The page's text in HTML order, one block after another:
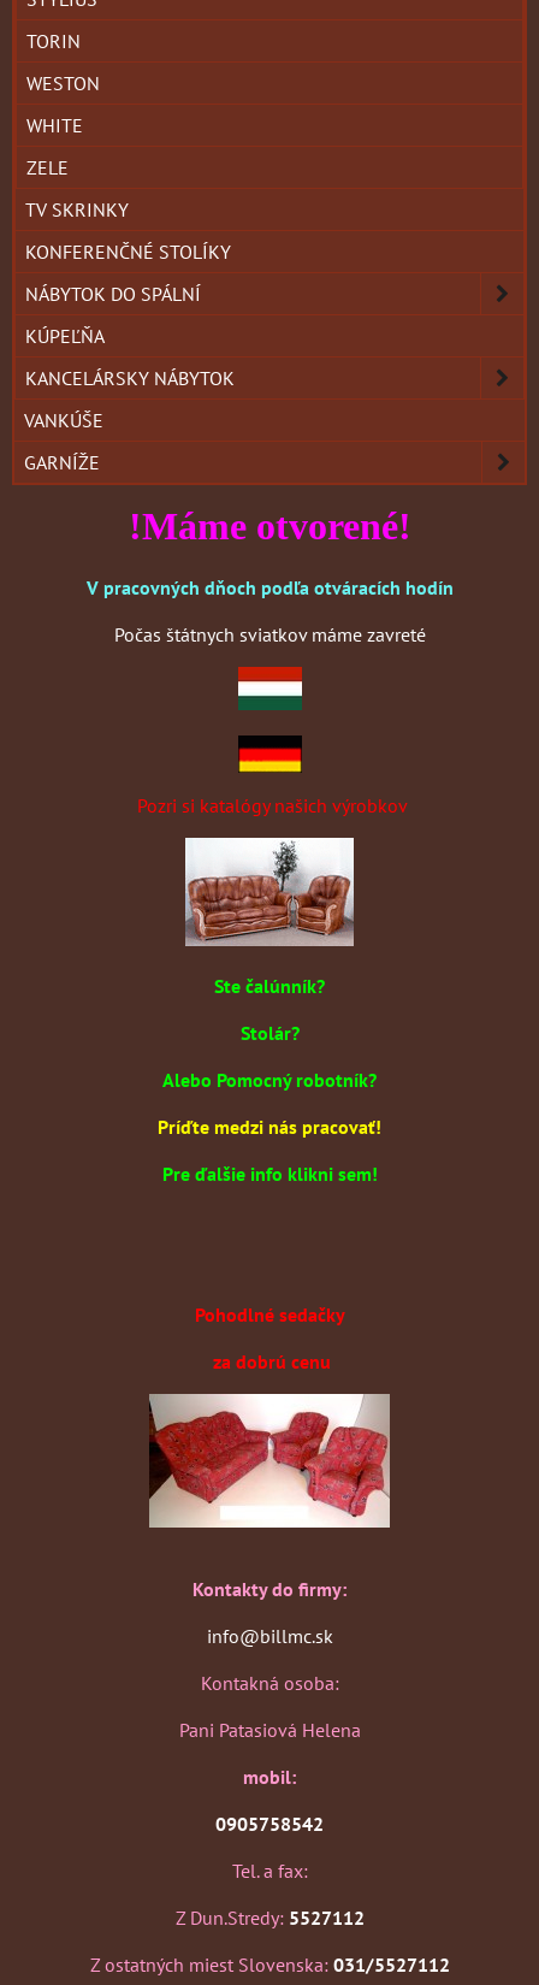
TORIN
WESTON
WHITE
ZELE
TV SKRINKY
KONFERENČNÉ STOLÍKY
NÁBYTOK DO SPÁLNÍ
KÚPEĽŇA
KANCELÁRSKY NÁBYTOK
VANKÚŠE
GARNÍŽE
!Máme otvorené!
V pracovných dňoch podľa otváracích hodín
Počas štátnych sviatkov máme zavreté
Pozri si katalógy našich výrobkov
Ste čalúnník?
Stolár?
Alebo Pomocný robotník?
Príďte medzi nás pracovať!
Pre ďalšie info klikni sem!
Pohodlné sedačky
za dobrú cenu
Kontakty do firmy:
info@billmc.sk
Kontakná osoba:
Pani Patasiová Helena
mobil:
0905758542
Tel. a fax:
Z Dun.Stredy: 5527112
Z ostatných miest Slovenska: 031/5527112